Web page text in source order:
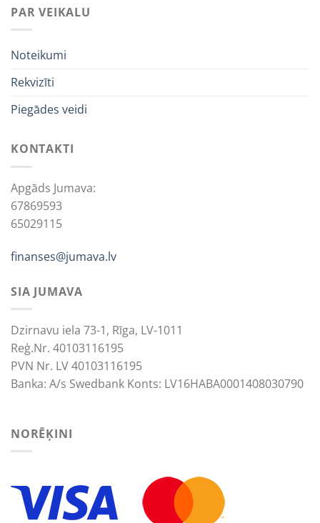
PAR VEIKALU
Noteikumi
Rekvizīti
Piegādes veidi
KONTAKTI
Apgāds Jumava:
67869593
65029115
finanses@jumava.lv
SIA JUMAVA
Dzirnavu iela 73-1, Rīga, LV-1011
Reģ.Nr. 40103116195
PVN Nr. LV 40103116195
Banka: A/s Swedbank Konts: LV16HABA0001408030790
NORĒĶINI